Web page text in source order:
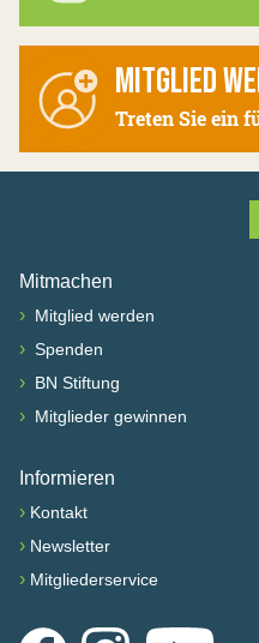
MITGLIED
Treten Sie ein
Mitmachen
› Mitglied werden
› Spenden
› BN Stiftung
› Mitglieder gewinnen
Informieren
› Kontakt
› Newsletter
› Mitgliederservice